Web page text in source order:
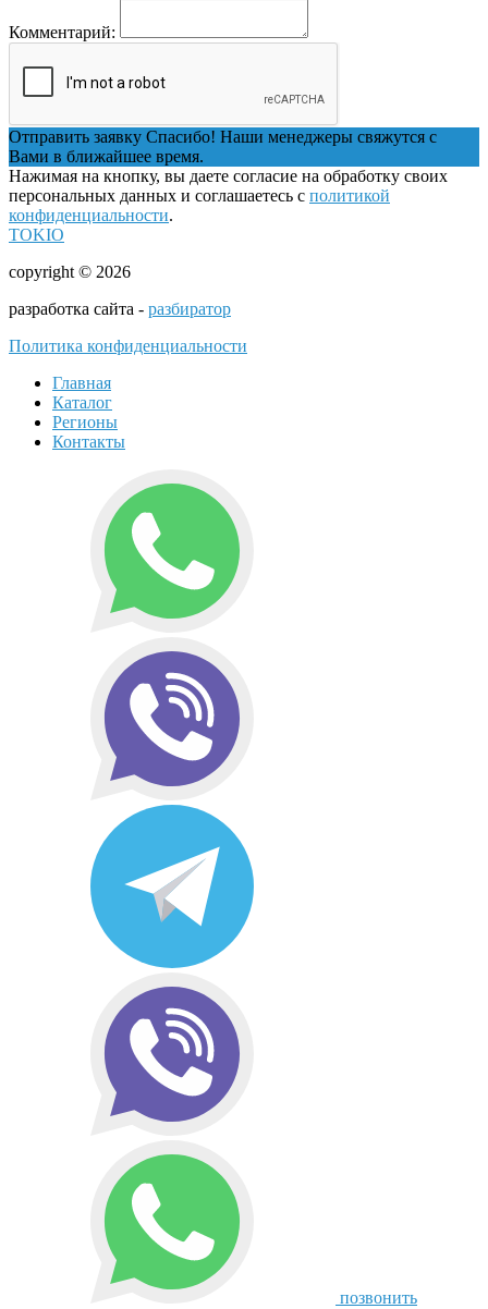
Комментарий:
Отправить заявку Спасибо! Наши менеджеры свяжутся с
Вами в ближайшее время.
Нажимая на кнопку, вы даете согласие на обработку своих
персональных данных и соглашаетесь с политикой
конфиденциальности.
TOKIO
copyright © 2026
разработка сайта - разбиратор
Политика конфиденциальности
Главная
Каталог
Регионы
Контакты
позвонить